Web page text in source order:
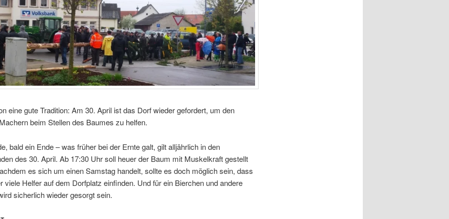
eine gute Tradition: Am 30. April ist das Dorf wieder gefordert, um den
beim Stellen des Baumes zu helfen.
bald ein Ende – was früher bei der Ernte galt, gilt alljährlich in den
des 30. April. Ab 17:30 Uhr soll heuer der Baum mit Muskelkraft gestellt
es sich um einen Samstag handelt, sollte es doch möglich sein, dass
viele Helfer auf dem Dorfplatz einfinden. Und für ein Bierchen und andere
sicherlich wieder gesorgt sein.